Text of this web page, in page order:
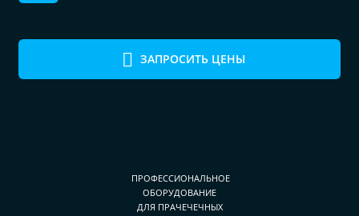
ПРОФЕССИОНАЛЬНОЕ
ОБОРУДОВАНИЕ
ДЛЯ ПРАЧЕЧЕЧНЫХ
ЗАПРОСИТЬ ЦЕНЫ